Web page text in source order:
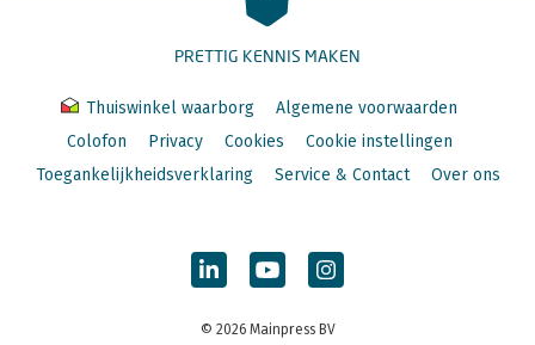
PRETTIG KENNIS MAKEN
Thuiswinkel waarborg
Algemene voorwaarden
Colofon
Privacy Cookies
Cookie instellingen
Toegankelijkheidsverklaring
Service & Contact Over ons
© 2026 Mainpress BV